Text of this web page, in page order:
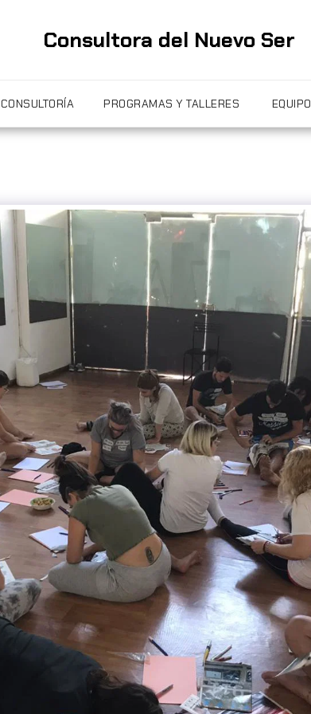
Consultora del Nuevo Ser
CONSULTORÍA PROGRAMAS Y TALLERES EQUIPO